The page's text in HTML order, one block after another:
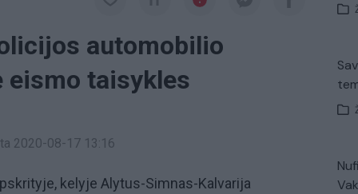
automobilio
eismo taisykles
2020-08-17 13:16
kelyje Alytus-Simnas-Kalvarija